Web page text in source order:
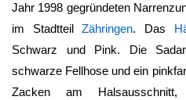
Jahr 1998 gegründeten
im StadtteilZähringen. Das
Schwarz und Pink. Die
schwarze Fellhose und ein
Zacken am